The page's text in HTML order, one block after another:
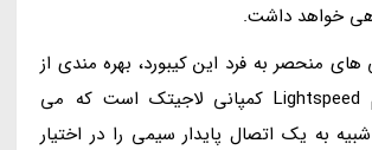
خواهد داشت.
های منحصر به فرد این کیبورد، بهره مندی از
فناوری بی سیم Lightspeed کمپانی لاجیتک است که می
به یک اتصال پایدار سیمی را در اختیار